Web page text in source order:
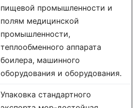
пищевой промышленности и
полям медицинской
промышленности,
теплообменного аппарата
боилера, машинного
оборудования и оборудования.
Упаковка стандартного